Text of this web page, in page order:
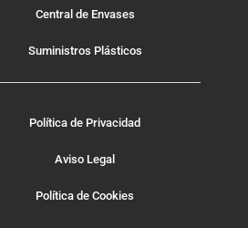
Central de Envases
Suministros Plásticos
Política de Privacidad
Aviso Legal
Política de Cookies